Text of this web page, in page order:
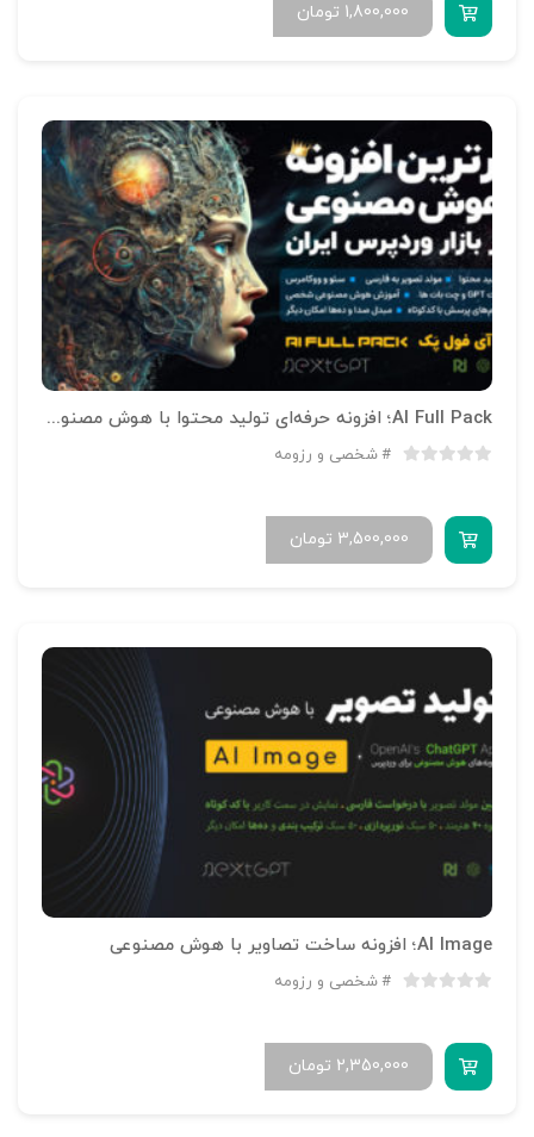
تومان 1,800,000
AI Full Pack؛ افزونه حرفه‌ای تولید محتوا با هوش مصنوعی
شخصی و رزومه
تومان 3,500,000
AI Image؛ افزونه ساخت تصاویر با هوش مصنوعی
شخصی و رزومه
تومان 2,350,000